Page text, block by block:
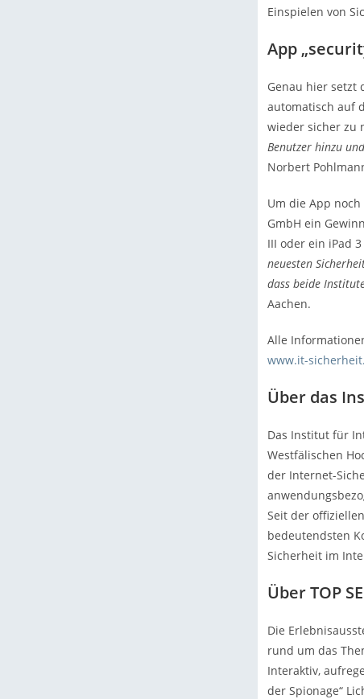
Einspielen von
App
Genau hier setzt
automatisch auf
wieder sicher zu
Benutzer hinzu
Norbert
Um die App
GmbH ein
III oder ein iPad
neuesten
dass beide
Aachen.
Alle
www.it-
Über das
Das Institut für
Westfälischen
der Internet-
Seit der
bedeutendsten
Sicherheit im
Über TOP
Die
rund um das
Interaktiv,
der Spionage“